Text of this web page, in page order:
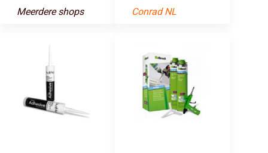
Meerdere shops Conrad NL